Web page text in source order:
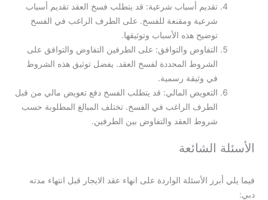
تقديم أسباب شرعية: قد يتطلب فسخ العقد تقديم أسباب
شرعية ومقنعة للفسخ. على الطرف الراغب في الفسخ
توضيح هذه الأسباب وتوثيقها.
التفاوض والتوافق: على الطرفين التفاوض والتوافق على
الشروط المحددة لفسخ العقد. يفضل توثيق هذه الشروط
في وثيقة رسمية.
التعويض المالي: قد يتطلب الفسخ دفع تعويض مالي من قبل
الطرف الراغب في الفسخ. تختلف المبالغ المطلوبة حسب
شروط العقد والتفاوض بين الطرفين.
الأسئلة الشائعة
فيما يلي أبرز الأسئلة الواردة على انهاء عقد الايجار قبل انتهاء مدته
دبي: